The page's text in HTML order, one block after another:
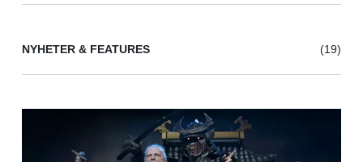
NYHETER & FEATURES (19)